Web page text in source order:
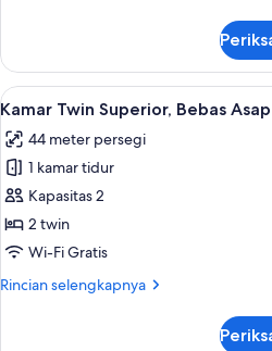
Non-
smoking
Palace
Side
Comfort
Non-
smoking
Lihat
semua
foto
untuk
Kamar
Twin
Superior,
Asap
5
Kamar Twin Superior, Bebas
44 meter persegi
1 kamar tidur
Kapasitas 2
2 twin
Wi-Fi Gratis
Rincian selengkapnya
Rincian